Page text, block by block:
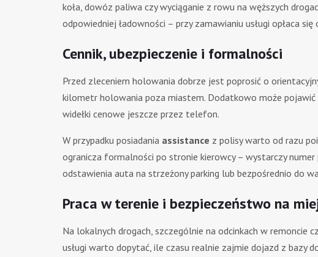
koła, dowóz paliwa czy wyciąganie z rowu na węższych
odpowiedniej ładowności – przy zamawianiu usługi opłaca
Cennik, ubezpieczenie i formalności
Przed zleceniem holowania dobrze jest poprosić o
kilometr holowania poza miastem. Dodatkowo może pojawić
widełki cenowe jeszcze przez telefon.
W przypadku posiadania assistance z polisy warto od razu
ogranicza formalności po stronie kierowcy – wystarczy
odstawienia auta na strzeżony parking lub bezpośrednio do
Praca w terenie i bezpieczeństwo na
Na lokalnych drogach, szczególnie na odcinkach w
usługi warto dopytać, ile czasu realnie zajmie dojazd z bazy